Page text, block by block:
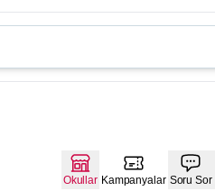
Okullar Kampanyalar Soru Sor